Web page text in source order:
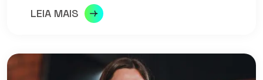
LEIA MAIS